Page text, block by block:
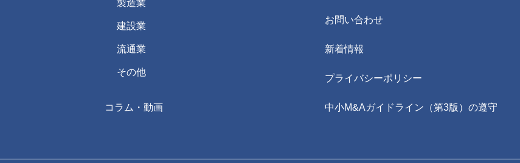
製造業
建設業
流通業
その他
コラム・動画
お問い合わせ
新着情報
プライバシーポリシー
中小M&Aガイドライン（第3版）の遵守